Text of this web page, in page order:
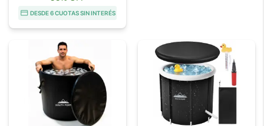
DESDE 6 CUOTAS SIN INTERÉS